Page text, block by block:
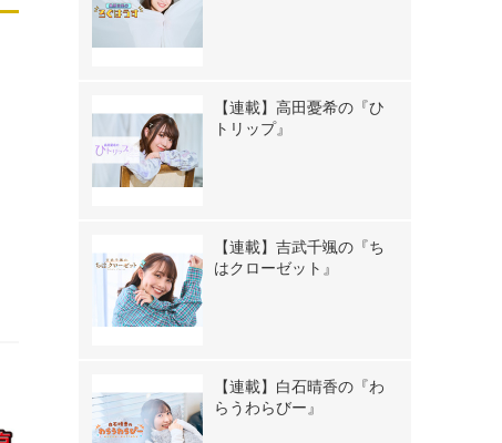
【連載】高田憂希の『ひ
トリップ』
【連載】吉武千颯の『ち
はクローゼット』
【連載】白石晴香の『わ
らうわらびー』